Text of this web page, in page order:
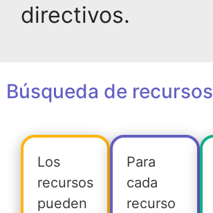
directivos.
Búsqueda de recursos
Los
recursos
pueden
Para
cada
recurso